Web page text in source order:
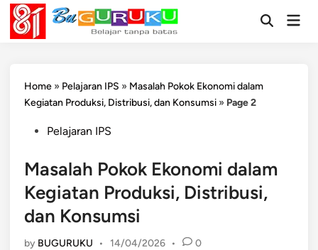
Skip
content
OpenMain
Home » Pelajaran IPS » Masalah Pokok Ekonomi dalam
Kegiatan Produksi, Distribusi, dan Konsumsi » Page 2
PostedPelajaran IPS
Masalah Pokok Ekonomi dalam
Kegiatan Produksi, Distribusi,
dan Konsumsi
by BUGURUKU • 14/04/2026 • 0